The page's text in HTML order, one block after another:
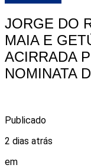
JORGE DO
MAIA E
ACIRRADA
NOMINATA
Publicado
2 dias atrás
em